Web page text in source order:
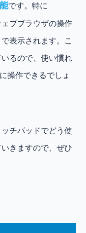
です。特に
ブブラウザの操作
表示されます。こ
るので、使い慣れ
操作できるでしょ
チパッドでどう使
きますので、ぜひ